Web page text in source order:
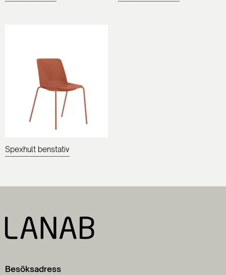
Spexhult benstativ
Besöksadress